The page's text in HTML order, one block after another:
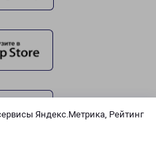
Яндекс.Метрика, Рейтинг